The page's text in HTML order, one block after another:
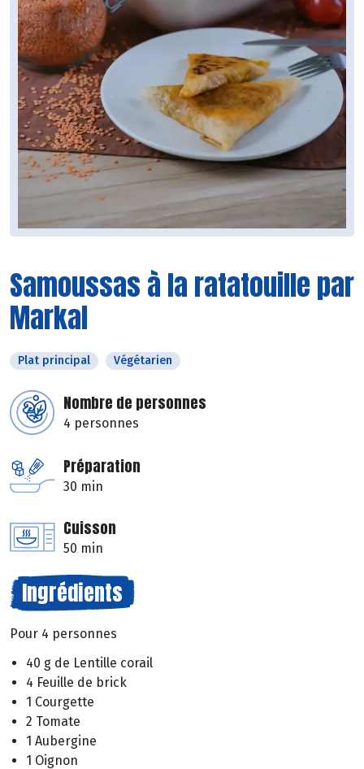
Samoussas à la ratatouille par
Markal
Plat principal Végétarien
Nombre de personnes
4 personnes
Préparation
30 min
Cuisson
50 min
Ingrédients
Pour 4 personnes
40 g de Lentille corail
4 Feuille de brick
1 Courgette
2 Tomate
1 Aubergine
1 Oignon